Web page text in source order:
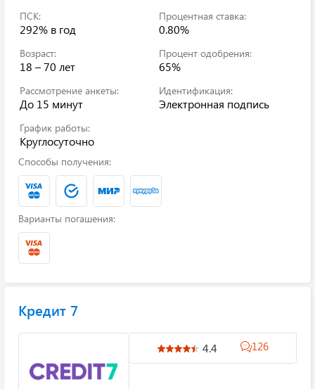
ПСК:
292% в год
Процентная ставка:
0.80%
Возраст:
18 – 70 лет
Процент одобрения:
65%
Рассмотрение анкеты:
До 15 минут
Идентификация:
Электронная подпись
График работы:
Круглосуточно
Способы получения:
Варианты погашения:
Кредит 7
4.4 126